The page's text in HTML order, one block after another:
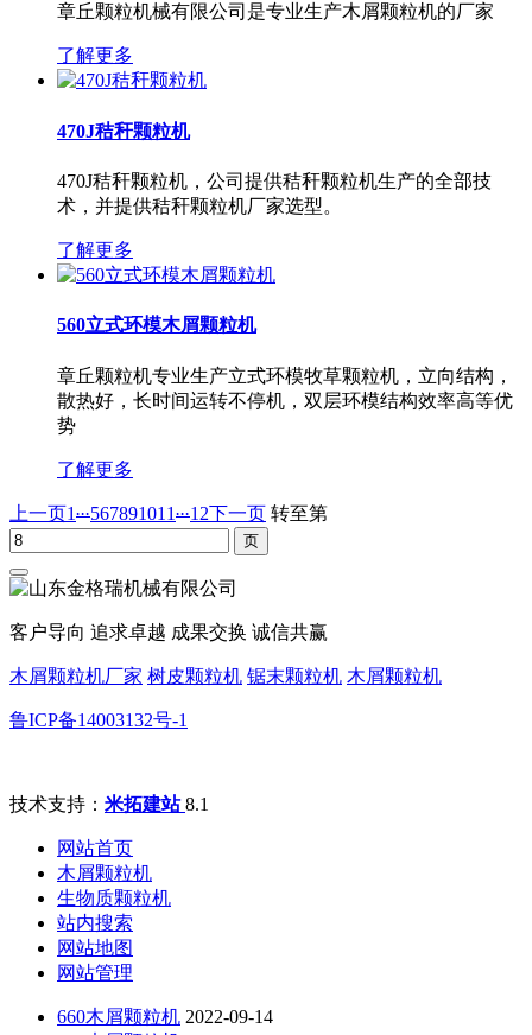
章丘颗粒机械有限公司是专业生产木屑颗粒机的厂家
了解更多
470J秸秆颗粒机
470J秸秆颗粒机，公司提供秸秆颗粒机生产的全部技
术，并提供秸秆颗粒机厂家选型。
了解更多
560立式环模木屑颗粒机
章丘颗粒机专业生产立式环模牧草颗粒机，立向结构，
散热好，长时间运转不停机，双层环模结构效率高等优
势
了解更多
上一页1...567891011...12下一页 转至第
客户导向 追求卓越 成果交换 诚信共赢
木屑颗粒机厂家 树皮颗粒机 锯末颗粒机 木屑颗粒机
鲁ICP备14003132号-1
技术支持： 米拓建站8.1
网站首页
木屑颗粒机
生物质颗粒机
站内搜索
网站地图
网站管理
660木屑颗粒机 2022-09-14